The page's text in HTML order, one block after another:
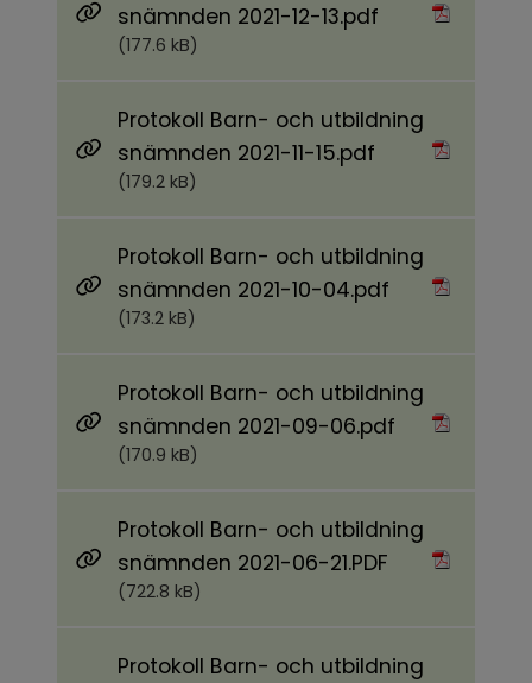
snämnden 2021-12-13.pdf Pdf, 177.6 kB.
(177.6 kB)
Protokoll Barn- och utbildning
snämnden 2021-11-15.pdf Pdf, 179.2 kB.
(179.2 kB)
Protokoll Barn- och utbildning
snämnden 2021-10-04.pdf Pdf, 173.2 kB.
(173.2 kB)
Protokoll Barn- och utbildning
snämnden 2021-09-06.pdf Pdf, 170.9 kB.
(170.9 kB)
Protokoll Barn- och utbildning
snämnden 2021-06-21.PDF Pdf, 722.8 kB.
(722.8 kB)
Protokoll Barn- och utbildning